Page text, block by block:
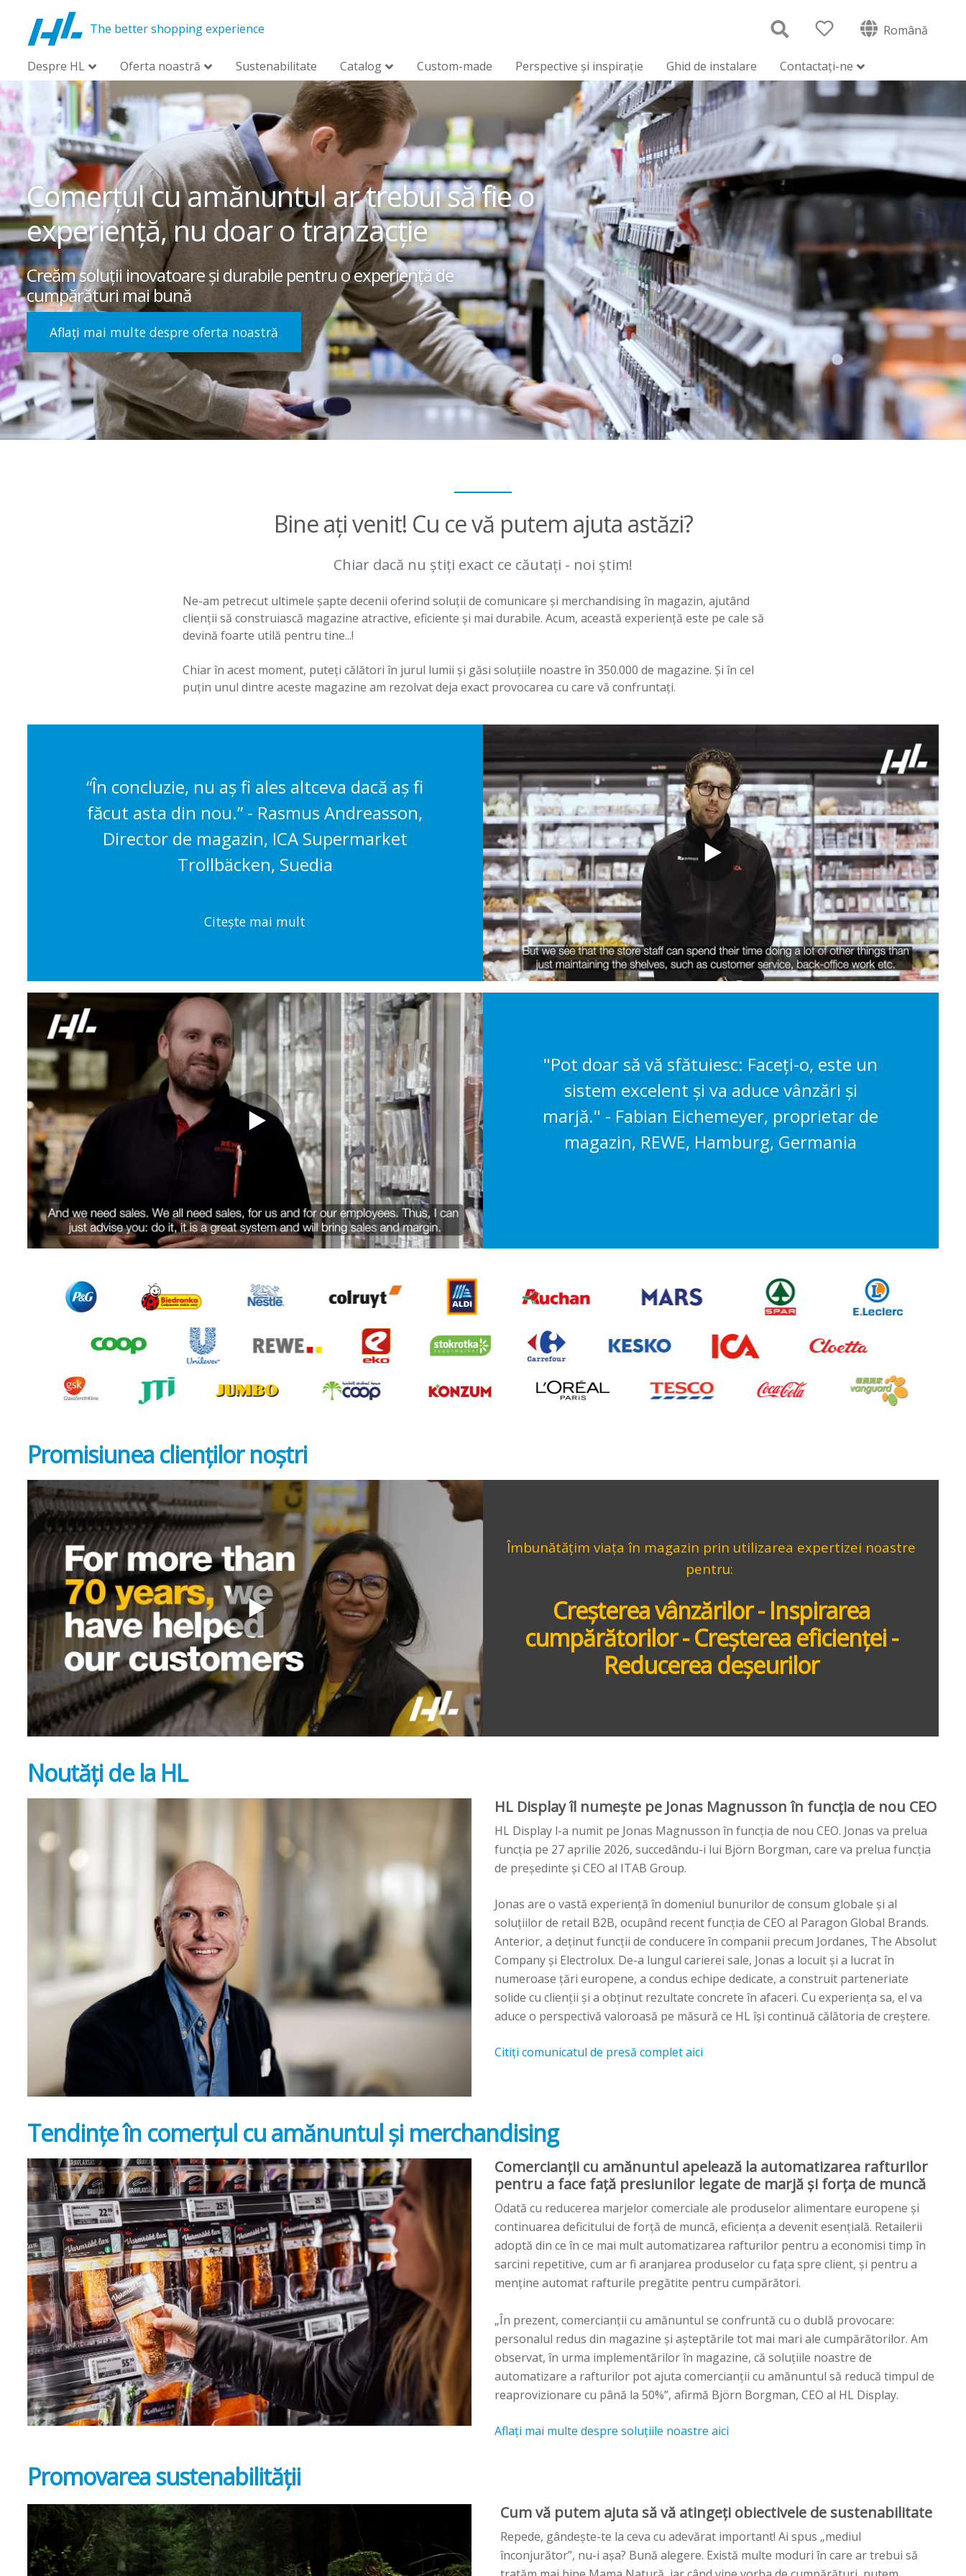
The better shopping experience Română
Despre HL Oferta noastră Sustenabilitate Catalog Custom-made Perspective și inspirație Ghid de instalare Contactați-ne
Comerțul cu amănuntul ar trebui să fie o
experiență, nu doar o tranzacție
Creăm soluții inovatoare și durabile pentru o experiență de
cumpărături mai bună
Aflați mai multe despre oferta noastră
Bine ați venit! Cu ce vă putem ajuta astăzi?
Chiar dacă nu știți exact ce căutați - noi știm!
Ne-am petrecut ultimele șapte decenii oferind soluții de comunicare și merchandising în magazin, ajutând
clienții să construiască magazine atractive, eficiente și mai durabile. Acum, această experiență este pe cale să
devină foarte utilă pentru tine...!
Chiar în acest moment, puteți călători în jurul lumii și găsi soluțiile noastre în 350.000 de magazine. Și în cel
puțin unul dintre aceste magazine am rezolvat deja exact provocarea cu care vă confruntați.
“În concluzie, nu aș fi ales altceva dacă aș fi
făcut asta din nou.” - Rasmus Andreasson,
Director de magazin, ICA Supermarket
Trollbäcken, Suedia
Citește mai mult
"Pot doar să vă sfătuiesc: Faceți-o, este un
sistem excelent și va aduce vânzări și
marjă." - Fabian Eichemeyer, proprietar de
magazin, REWE, Hamburg, Germania
Promisiunea clienților noștri
Îmbunătățim viața în magazin prin utilizarea expertizei noastre
pentru:
Creșterea vânzărilor - Inspirarea
cumpărătorilor - Creșterea eficienței -
Reducerea deșeurilor
Noutăți de la HL
HL Display îl numește pe Jonas Magnusson în funcția de nou CEO
HL Display l-a numit pe Jonas Magnusson în funcția de nou CEO. Jonas va prelua
funcția pe 27 aprilie 2026, succedându-i lui Björn Borgman, care va prelua funcția
de președinte și CEO al ITAB Group.
Jonas are o vastă experiență în domeniul bunurilor de consum globale și al
soluțiilor de retail B2B, ocupând recent funcția de CEO al Paragon Global Brands.
Anterior, a deținut funcții de conducere în companii precum Jordanes, The Absolut
Company și Electrolux. De-a lungul carierei sale, Jonas a locuit și a lucrat în
numeroase țări europene, a condus echipe dedicate, a construit parteneriate
solide cu clienții și a obținut rezultate concrete în afaceri. Cu experiența sa, el va
aduce o perspectivă valoroasă pe măsură ce HL își continuă călătoria de creștere.
Citiți comunicatul de presă complet aici
Tendințe în comerțul cu amănuntul și merchandising
Comercianții cu amănuntul apelează la automatizarea rafturilor
pentru a face față presiunilor legate de marjă și forța de muncă
Odată cu reducerea marjelor comerciale ale produselor alimentare europene și
continuarea deficitului de forță de muncă, eficiența a devenit esențială. Retailerii
adoptă din ce în ce mai mult automatizarea rafturilor pentru a economisi timp în
sarcini repetitive, cum ar fi aranjarea produselor cu fața spre client, și pentru a
menține automat rafturile pregătite pentru cumpărători.
„În prezent, comercianții cu amănuntul se confruntă cu o dublă provocare:
personalul redus din magazine și așteptările tot mai mari ale cumpărătorilor. Am
observat, în urma implementărilor în magazine, că soluțiile noastre de
automatizare a rafturilor pot ajuta comercianții cu amănuntul să reducă timpul de
reaprovizionare cu până la 50%”, afirmă Björn Borgman, CEO al HL Display.
Aflați mai multe despre soluțiile noastre aici
Promovarea sustenabilității
Cum vă putem ajuta să vă atingeți obiectivele de sustenabilitate
Repede, gândește-te la ceva cu adevărat important! Ai spus „mediul
înconjurător”, nu-i așa? Bună alegere. Există multe moduri în care ar trebui să